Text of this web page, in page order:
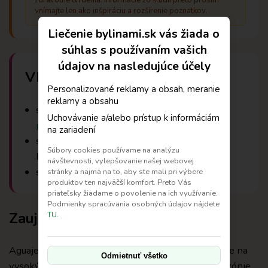
vnímajte len ako inšpiráciu a rozšírenie poznatkov.
Vhodné kombinácie
s čajovou zmesou Biely kvet
prasličkaaleboNa moje dni
s
hormonálnej rovnováhy
s amazonskou bylinouMuira puama
Zaujímavosti
Aguaje, nazývané aj“ovocie ženského lesa”, rastie na
Liečenie bylinami.sk vás žiada o
súhlas s používaním vašich
údajov na nasledujúce účely
Personalizované reklamy a obsah, meranie
reklamy a obsahu
Uchovávanie a/alebo prístup k informáciám
na zariadení
Súbory cookies používame na analýzu
návštevnosti, vylepšovanie našej webovej
stránky a najmä na to, aby ste mali pri výbere
produktov ten najväčší komfort. Preto Vás
priateľsky žiadame o povolenie na ich využívanie.
Podmienky spracúvania osobných údajov nájdete
TU.
Odmietnuť všetko